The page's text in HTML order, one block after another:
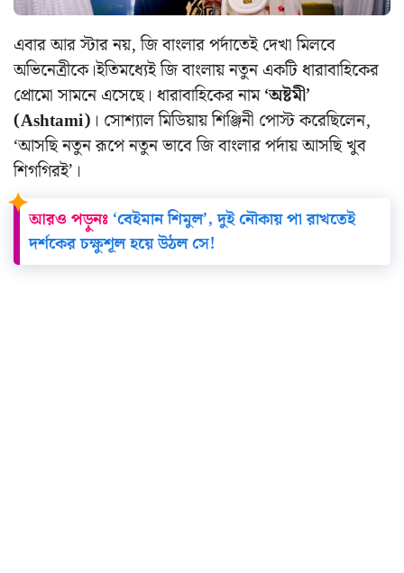
এবার আর স্টার নয়, জি বাংলার পর্দাতেই দেখা মিলবে
অভিনেত্রীকে।ইতিমধ্যেই জি বাংলায় নতুন একটি ধারাবাহিকের
প্রোমো সামনে এসেছে। ধারাবাহিকের নাম‘অষ্টমী’
(Ashtami) । সোশ্যাল মিডিয়ায় শিঞ্জিনী পোস্ট করেছিলেন,
‘আসছি নতুন রূপে নতুন ভাবে জি বাংলার পর্দায় আসছি খুব
শিগগিরই’।
আরও পড়ুনঃ ‘বেইমান শিমুল’, দুই নৌকায় পা রাখতেই
দর্শকের চক্ষুশূল হয়ে উঠল সে!